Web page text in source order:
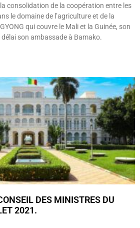
consolidation de la coopération entre les
le domaine de l’agriculture et de la
qui couvre le Mali et la Guinée, son
son ambassade à Bamako.
DES MINISTRES DU
2021.